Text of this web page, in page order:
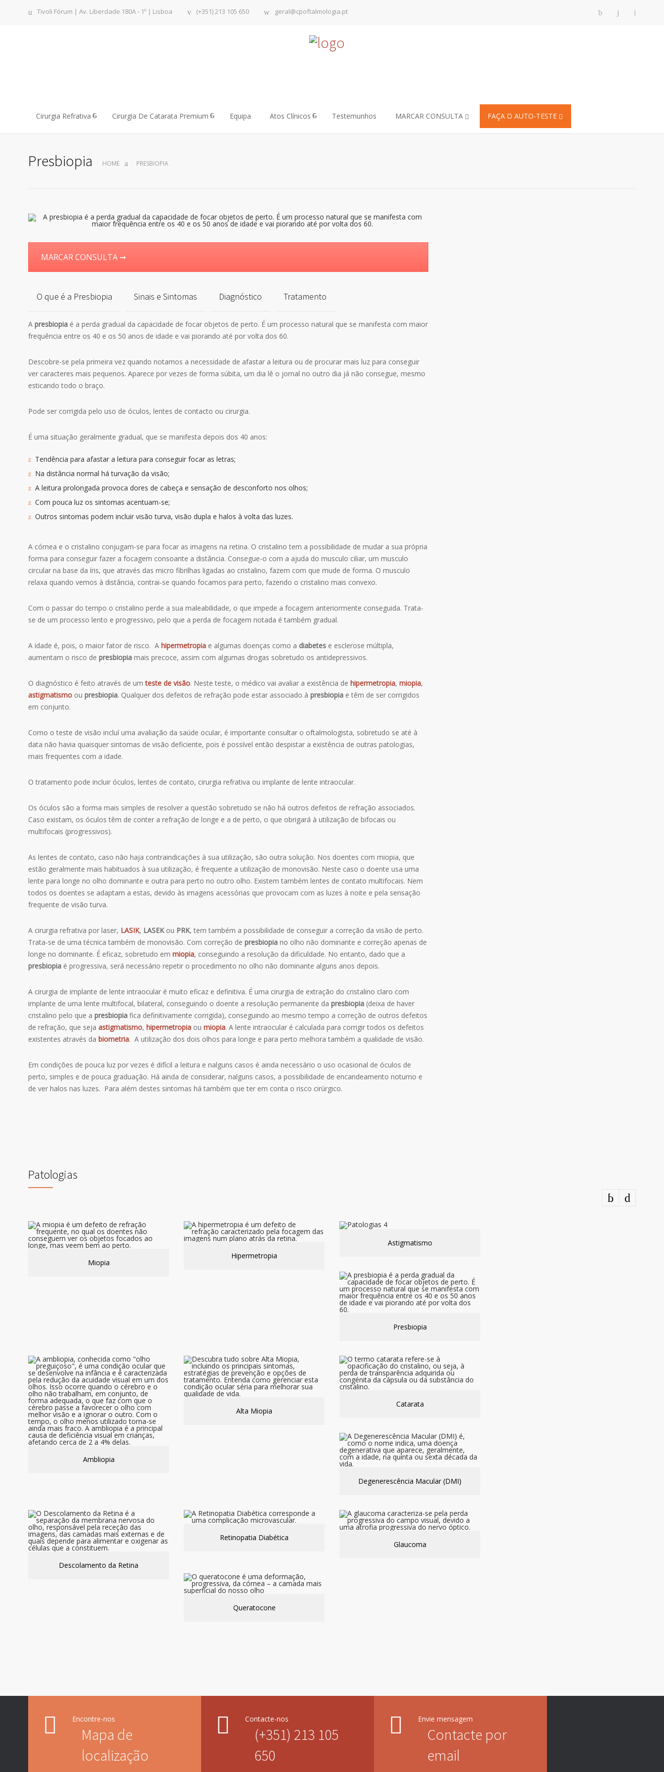
Tivoli Fórum | Av. Liberdade 180A - 1º | Lisboa (+351) 213 105 650 geral@cpoftalmologia.pt
Cirurgia Refrativa Cirurgia De Catarata Premium Equipa Atos Clínicos Testemunhos MARCAR CONSULTA FAÇA O AUTO-TESTE
Presbiopia HOME PRESBIOPIA
MARCAR CONSULTA ➞
O que é a Presbiopia Sinais e Sintomas Diagnóstico Tratamento
A presbiopia é a perda gradual da capacidade de focar objetos de perto. É um processo natural que se manifesta com maior
frequência entre os 40 e os 50 anos de idade e vai piorando até por volta dos 60.
Descobre-se pela primeira vez quando notamos a necessidade de afastar a leitura ou de procurar mais luz para conseguir
ver caracteres mais pequenos. Aparece por vezes de forma súbita, um dia lê o jornal no outro dia já não consegue, mesmo
esticando todo o braço.
Pode ser corrigida pelo uso de óculos, lentes de contacto ou cirurgia.
É uma situação geralmente gradual, que se manifesta depois dos 40 anos:
Tendência para afastar a leitura para conseguir focar as letras;
Na distância normal há turvação da visão;
A leitura prolongada provoca dores de cabeça e sensação de desconforto nos olhos;
Com pouca luz os sintomas acentuam-se;
Outros sintomas podem incluir visão turva, visão dupla e halos à volta das luzes.
A córnea e o cristalino conjugam-se para focar as imagens na retina. O cristalino tem a possibilidade de mudar a sua própria
forma para conseguir fazer a focagem consoante a distância. Consegue-o com a ajuda do musculo ciliar, um musculo
circular na base da íris, que através das micro fibrilhas ligadas ao cristalino, fazem com que mude de forma. O musculo
relaxa quando vemos à distância, contrai-se quando focamos para perto, fazendo o cristalino mais convexo.
Com o passar do tempo o cristalino perde a sua maleabilidade, o que impede a focagem anteriormente conseguida. Trata-
se de um processo lento e progressivo, pelo que a perda de focagem notada é também gradual.
A idade é, pois, o maior fator de risco. A hipermetropia e algumas doenças como a diabetes e esclerose múltipla,
aumentam o risco de presbiopia mais precoce, assim com algumas drogas sobretudo os antidepressivos.
O diagnóstico é feito através de umteste de visão. Neste teste, o médico vai avaliar a existência de hipermetropia, miopia,
astigmatismo ou presbiopia. Qualquer dos defeitos de refração pode estar associado à presbiopia e têm de ser corrigidos
em conjunto.
Como o teste de visão incluí uma avaliação da saúde ocular, é importante consultar o oftalmologista, sobretudo se até à
data não havia quaisquer sintomas de visão deficiente, pois é possível então despistar a existência de outras patologias,
mais frequentes com a idade.
O tratamento pode incluir óculos, lentes de contato, cirurgia refrativa ou implante de lente intraocular.
Os óculos são a forma mais simples de resolver a questão sobretudo se não há outros defeitos de refração associados.
Caso existam, os óculos têm de conter a refração de longe e a de perto, o que obrigará à utilização de bifocais ou
multifocais (progressivos).
As lentes de contato, caso não haja contraindicações à sua utilização, são outra solução. Nos doentes com miopia, que
estão geralmente mais habituados à sua utilização, é frequente a utilização de monovisão. Neste caso o doente usa uma
lente para longe no olho dominante e outra para perto no outro olho. Existem também lentes de contato multifocais. Nem
todos os doentes se adaptam a estas, devido às imagens acessórias que provocam com as luzes à noite e pela sensação
frequente de visão turva.
A cirurgia refrativa por laser, LASIK, LASEK ou PRK, tem também a possibilidade de conseguir a correção da visão de perto.
Trata-se de uma técnica também de monovisão. Com correção de presbiopia no olho não dominante e correção apenas de
longe no dominante. É eficaz, sobretudo em miopia, conseguindo a resolução da dificuldade. No entanto, dado que a
presbiopia é progressiva, será necessário repetir o procedimento no olho não dominante alguns anos depois.
A cirurgia de implante de lente intraocular é muito eficaz e definitiva. É uma cirurgia de extração do cristalino claro com
implante de uma lente multifocal, bilateral, conseguindo o doente a resolução permanente da presbiopia (deixa de haver
cristalino pelo que a presbiopia fica definitivamente corrigida), conseguindo ao mesmo tempo a correção de outros defeitos
de refração, que seja astigmatismo, hipermetropia ou miopia. A lente intraocular é calculada para corrigir todos os defeitos
existentes através da biometria. A utilização dos dois olhos para longe e para perto melhora também a qualidade de visão.
Em condições de pouca luz por vezes é difícil a leitura e nalguns casos é ainda necessário o uso ocasional de óculos de
perto, simples e de pouca graduação. Há ainda de considerar, nalguns casos, a possibilidade de encandeamento noturno e
de ver halos nas luzes. Para além destes sintomas há também que ter em conta o risco cirúrgico.
Patologias
Miopia
Hipermetropia
Astigmatismo
Presbiopia
Ambliopia
Alta Miopia
Catarata
Degenerescência Macular (DMI)
Descolamento da Retina
Retinopatia Diabética
Glaucoma
Queratocone
Encontre-nos
Mapa de
localização
Contacte-nos
(+351) 213 105
650
Envie mensagem
Contacte por
email